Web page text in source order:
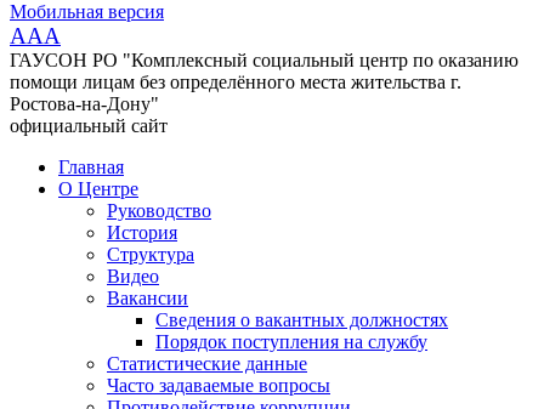
Мобильная версия
AAA
ГАУСОН РО "Комплексный социальный центр по оказанию
помощи лицам без определённого места жительства г.
Ростова-на-Дону"
официальный сайт
Главная
О Центре
Руководство
История
Структура
Видео
Вакансии
Сведения о вакантных должностях
Порядок поступления на службу
Статистические данные
Часто задаваемые вопросы